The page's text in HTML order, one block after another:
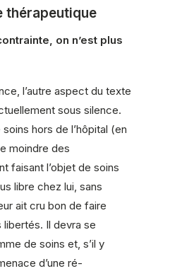
thérapeutique
on n’est plus
l’autre aspect du texte
sous silence.
hors de l’hôpital (en
moindre des
faisant l’objet de soins
libre chez lui, sans
ait cru bon de faire
Il devra se
de soins et, s’il y
d’une ré-